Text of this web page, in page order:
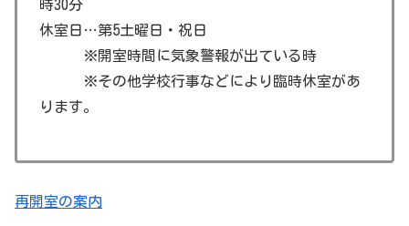
時30分
休室日…第5土曜日・祝日
※開室時間に気象警報が出ている時
※その他学校行事などにより臨時休室があ
ります。
再開室の案内